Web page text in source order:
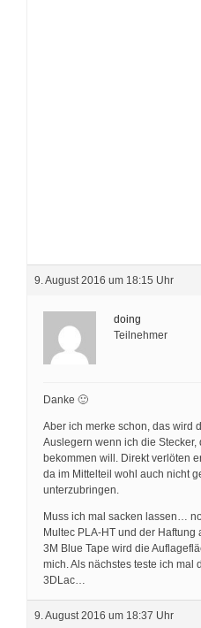
9. August 2016 um 18:15 Uhr
doing
Teilnehmer
Danke 🙂
Aber ich merke schon, das wird
Auslegern wenn ich die
bekommen will. Direkt verlöten
da im Mittelteil wohl auch nicht
unterzubringen.
Muss ich mal sacken lassen…
Multec PLA-HT und der
3M Blue Tape wird die
mich. Als nächstes teste ich mal
3DLac…
9. August 2016 um 18:37 Uhr